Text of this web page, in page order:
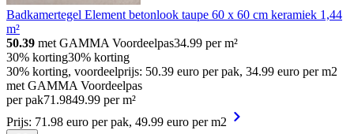
Badkamertegel Element betonlook taupe 60 x 60 cm keramiek 1,44
m²
50.39 met GAMMA Voordeelpas34.99 per m²
30% korting30% korting
30% korting, voordeelprijs: 50.39 euro per pak, 34.99 euro per m2
met GAMMA Voordeelpas
per pak71 .9849.99 per m²
Prijs: 71.98 euro per pak, 49.99 euro per m2